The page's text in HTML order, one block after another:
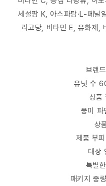
세설팜 K, 아스파탐·L-페닐
리고당, 비타민 E, 유화제,
브랜
유닛 수
상품
풍미 파
상
제품 부
대상
특별
패키지 중